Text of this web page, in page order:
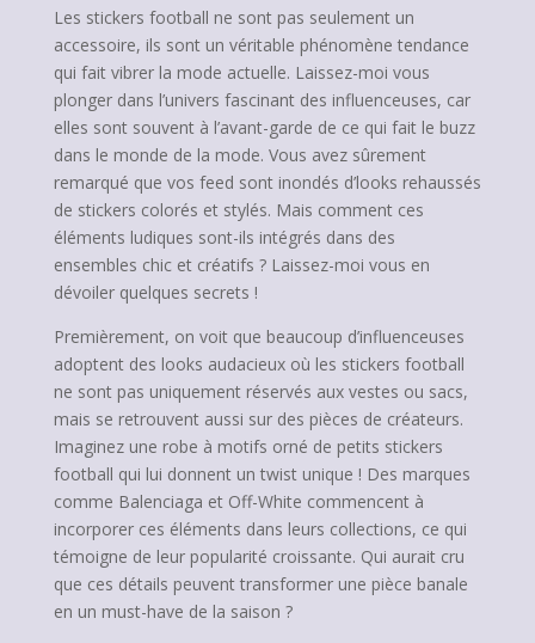
Les stickers football ne sont pas seulement un
accessoire, ils sont un véritable phénomène tendance
qui fait vibrer la mode actuelle. Laissez-moi vous
plonger dans l’univers fascinant des influenceuses, car
elles sont souvent à l’avant-garde de ce qui fait le buzz
dans le monde de la mode. Vous avez sûrement
remarqué que vos feed sont inondés d’looks rehaussés
de stickers colorés et stylés. Mais comment ces
éléments ludiques sont-ils intégrés dans des
ensembles chic et créatifs ? Laissez-moi vous en
dévoiler quelques secrets !
Premièrement, on voit que beaucoup d’influenceuses
adoptent des looks audacieux où les stickers football
ne sont pas uniquement réservés aux vestes ou sacs,
mais se retrouvent aussi sur des pièces de créateurs.
Imaginez une robe à motifs orné de petits stickers
football qui lui donnent un twist unique ! Des marques
comme Balenciaga et Off-White commencent à
incorporer ces éléments dans leurs collections, ce qui
témoigne de leur popularité croissante. Qui aurait cru
que ces détails peuvent transformer une pièce banale
en un must-have de la saison ?